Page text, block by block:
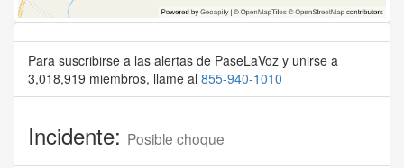
Para suscribirse a las alertas de PaseLaVoz y unirse a
3,018,919 miembros, llame al 855-940-1010
Incidente: Posible choque